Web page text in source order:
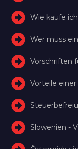
Wie kaufe
Wer muss
Vorschriften
Vorteile
Slowenien -